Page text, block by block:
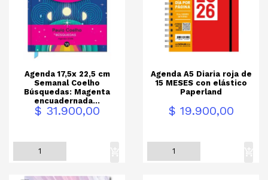
Agenda 17,5x 22,5 cm
Semanal Coelho
Búsquedas: Magenta
encuadernada...
Precio$ 31.900,00
Agenda A5 Diaria roja de
15 MESES con elástico
Paperland
Precio$ 19.900,00